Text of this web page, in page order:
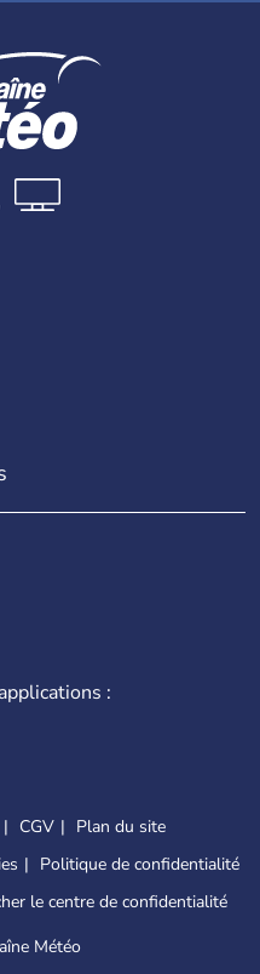
:
CGV
Plan du site
Politique de confidentialité
le centre de confidentialité
Météo